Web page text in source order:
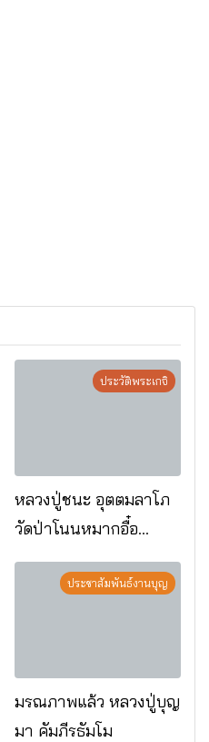
ประวัติพระเกจิ
หลวงปู่ชนะ อุตตมลาโภ
วัดป่าโนนหมากอื๋อ
อ.เมือง จ.มหาสารคาม
ประชาสัมพันธ์งานบุญ
มรณภาพแล้ว หลวงปู่บุญ
มา คัมภีรธัมโม